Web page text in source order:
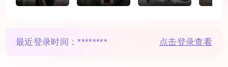
最近登录时间：******** 点击登录查看